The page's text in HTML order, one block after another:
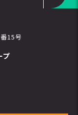
15号
プ